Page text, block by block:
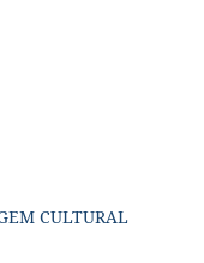
CULTURAL